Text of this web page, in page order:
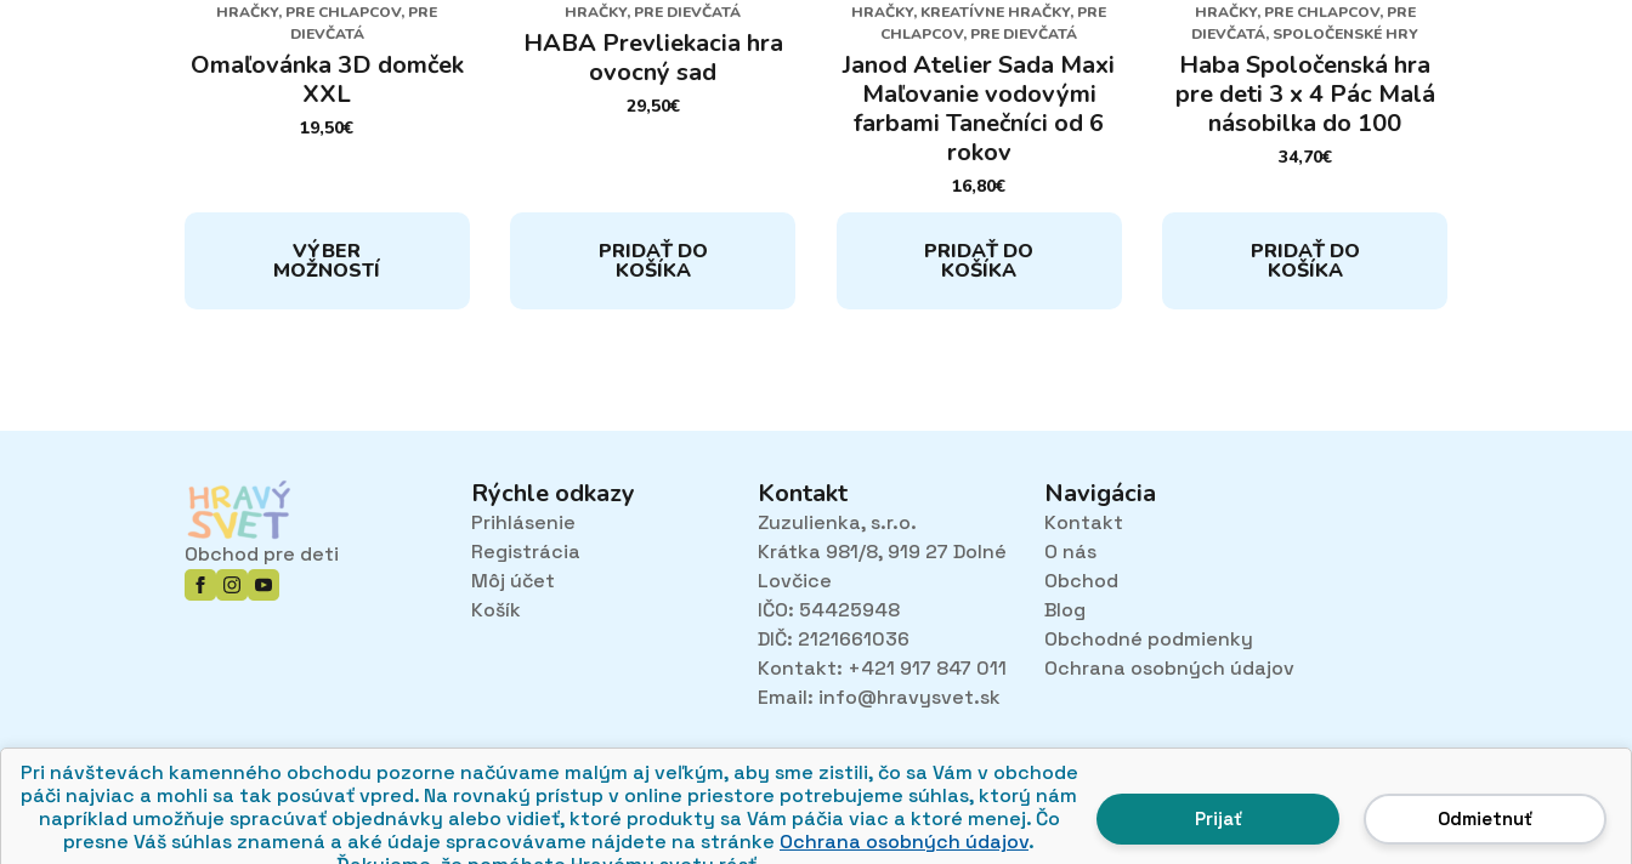
Pri návštevách kamenného obchodu pozorne načúvame malým aj veľkým, aby sme zistili, čo sa Vám v obchode
páči najviac a mohli sa tak posúvať vpred. Na rovnaký prístup v online priestore potrebujeme súhlas, ktorý nám
napríklad umožňuje spracúvať objednávky alebo vidieť, ktoré produkty sa Vám páčia viac a ktoré menej. Čo
presne Váš súhlas znamená a aké údaje spracovávame nájdete na stránke Ochrana osobných údajov.
Prijať Odmietnuť
🍪
HRAČKY, PRE CHLAPCOV, PRE
DIEVČATÁ
Omaľovánka 3D domček
XXL
19,50€
VÝBER
MOŽNOSTÍ
Tento
viacero
môžete
na
stránke
produktu.
HRAČKY, PRE DIEVČATÁ
HABA Prevliekacia hra
ovocný sad
29,50€
PRIDAŤ DO
KOŠÍKA
HRAČKY, KREATÍVNE HRAČKY, PRE
CHLAPCOV, PRE DIEVČATÁ
Janod Atelier Sada Maxi
Maľovanie vodovými
farbami Tanečníci od 6
rokov
16,80€
PRIDAŤ DO
KOŠÍKA
HRAČKY, PRE CHLAPCOV, PRE
DIEVČATÁ, SPOLOČENSKÉ HRY
Haba Spoločenská hra
pre deti 3 x 4 Pác Malá
násobilka do 100
34,70€
PRIDAŤ DO
KOŠÍKA
Obchod pre deti
Rýchle odkazy
Prihlásenie
Registrácia
Môj účet
Košík
Kontakt
Zuzulienka, s.r.o.
Krátka 981/8, 919 27 Dolné
Lovčice
IČO: 54425948
DIČ: 2121661036
Kontakt: +421 917 847 011
Email: info@hravysvet.sk
Navigácia
Kontakt
O nás
Obchod
Blog
Obchodné podmienky
Ochrana osobných údajov
© 2026 hravysvet.sk